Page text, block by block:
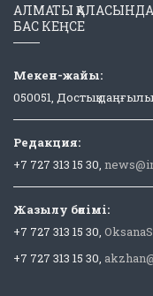
АЛМАТЫ
БАС КЕҢСЕ
Мекен-жайы:
050051, Достық
Редакция:
+7 727 313 15 30,
Жазылу бөлімі:
+7 727 313 15 30,
+7 727 313 15 30,